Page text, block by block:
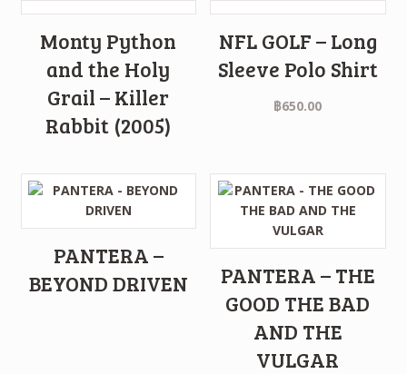
Monty Python
and the Holy
Grail – Killer
Rabbit (2005)
NFL GOLF – Long
Sleeve Polo Shirt
฿650.00
PANTERA –
BEYOND DRIVEN
PANTERA – THE
GOOD THE BAD
AND THE
VULGAR